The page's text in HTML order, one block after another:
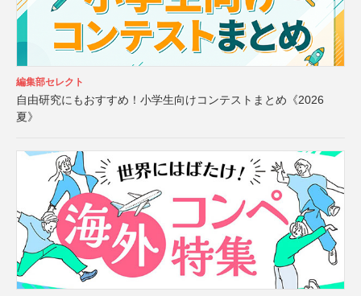
編集部セレクト
自由研究にもおすすめ！小学生向けコンテストまとめ《2026
夏》